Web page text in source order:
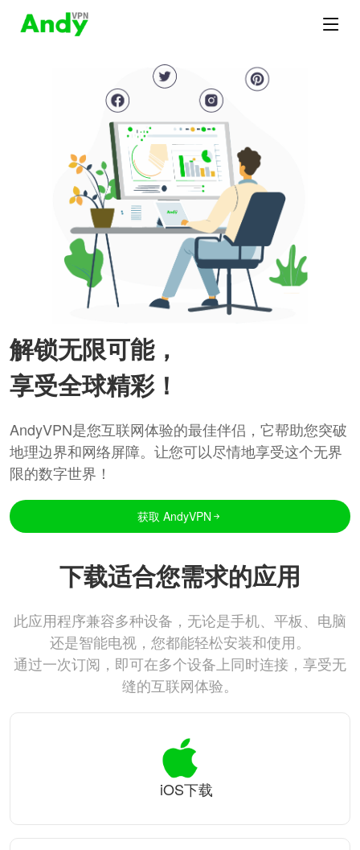
解锁无限可能，
享受全球精彩！
AndyVPN是您互联网体验的最佳伴侣，它帮助您突破
地理边界和网络屏障。让您可以尽情地享受这个无界
限的数字世界！
获取 AndyVPN
下载适合您需求的应用
此应用程序兼容多种设备，无论是手机、平板、电脑
还是智能电视，您都能轻松安装和使用。
通过一次订阅，即可在多个设备上同时连接，享受无
缝的互联网体验。
iOS下载